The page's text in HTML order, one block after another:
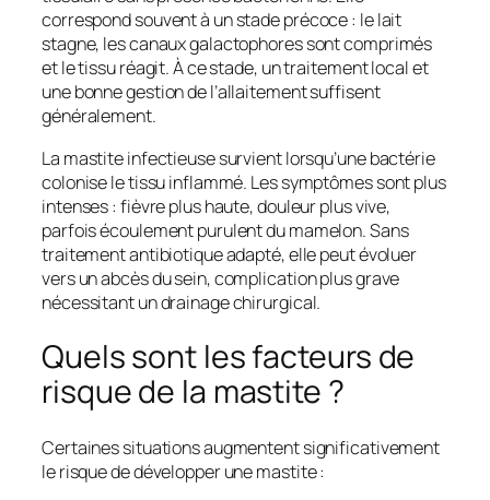
correspond souvent à un stade précoce : le lait
stagne, les canaux galactophores sont comprimés
et le tissu réagit. À ce stade, un traitement local et
une bonne gestion de l’allaitement suffisent
généralement.
La mastite infectieuse survient lorsqu’une bactérie
colonise le tissu inflammé. Les symptômes sont plus
intenses : fièvre plus haute, douleur plus vive,
parfois écoulement purulent du mamelon. Sans
traitement antibiotique adapté, elle peut évoluer
vers un abcès du sein, complication plus grave
nécessitant un drainage chirurgical.
Quels sont les facteurs de
risque de la mastite ?
Certaines situations augmentent significativement
le risque de développer une mastite :